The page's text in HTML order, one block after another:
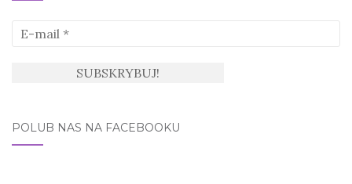
POLUB NAS NA FACEBOOKU